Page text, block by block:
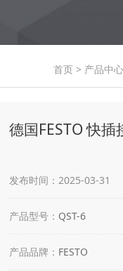
首页 > 产品中心
德国FESTO 快插
发布时间：2025-03-31
产品型号： QST-6
产品品牌： FESTO